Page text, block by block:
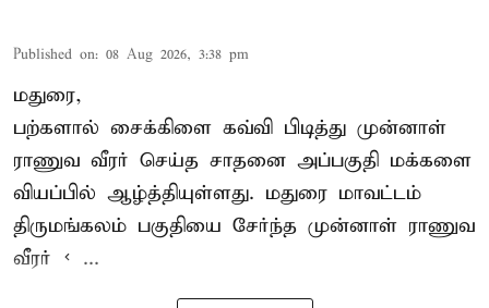
Published on: 08 Aug 2026, 3:38 pm
மதுரை,
பற்களால் சைக்கிளை கவ்வி பிடித்து முன்னாள்
ராணுவ வீரர் செய்த சாதனை அப்பகுதி மக்களை
வியப்பில் ஆழ்த்தியுள்ளது. மதுரை மாவட்டம்
திருமங்கலம் பகுதியை சேர்ந்த முன்னாள் ராணுவ
வீரர் < ...